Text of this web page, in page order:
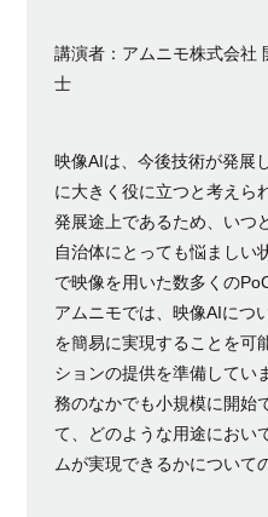
講演者：アムニモ株式会社
士
映像AIは、今後技術が発展
に大きく役に立つと考えら
発展途上であるため、いつ
自治体にとっても悩ましい
で映像を用いた数多くの
アムニモでは、映像AIにつ
を簡易に実現することを可
ションの提供を準備してい
務のなかでも小規模に開始
て、どのような用途におい
ムが実現できるかについて